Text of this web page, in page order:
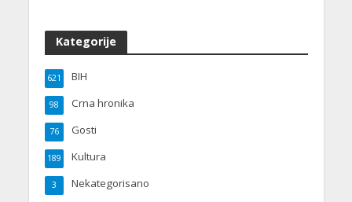
Kategorije
BIH
621
Crna hronika
98
Gosti
76
Kultura
189
Nekategorisano
3